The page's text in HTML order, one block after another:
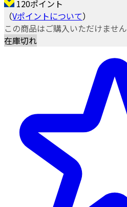
120ポイント
（Vポイントについて）
この商品はご購入いただけません
在庫切れ